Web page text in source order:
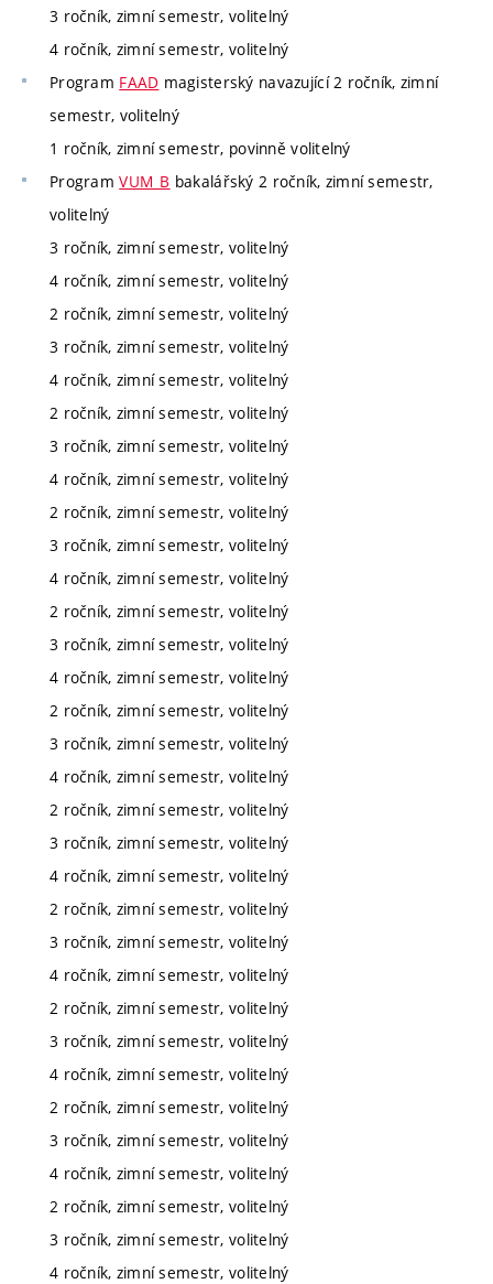
3 ročník, zimní semestr, volitelný
4 ročník, zimní semestr, volitelný
Program FAAD magisterský navazující 2 ročník, zimní
semestr, volitelný
1 ročník, zimní semestr, povinně volitelný
ProgramVUM_B bakalářský 2 ročník, zimní semestr,
volitelný
3 ročník, zimní semestr, volitelný
4 ročník, zimní semestr, volitelný
2 ročník, zimní semestr, volitelný
3 ročník, zimní semestr, volitelný
4 ročník, zimní semestr, volitelný
2 ročník, zimní semestr, volitelný
3 ročník, zimní semestr, volitelný
4 ročník, zimní semestr, volitelný
2 ročník, zimní semestr, volitelný
3 ročník, zimní semestr, volitelný
4 ročník, zimní semestr, volitelný
2 ročník, zimní semestr, volitelný
3 ročník, zimní semestr, volitelný
4 ročník, zimní semestr, volitelný
2 ročník, zimní semestr, volitelný
3 ročník, zimní semestr, volitelný
4 ročník, zimní semestr, volitelný
2 ročník, zimní semestr, volitelný
3 ročník, zimní semestr, volitelný
4 ročník, zimní semestr, volitelný
2 ročník, zimní semestr, volitelný
3 ročník, zimní semestr, volitelný
4 ročník, zimní semestr, volitelný
2 ročník, zimní semestr, volitelný
3 ročník, zimní semestr, volitelný
4 ročník, zimní semestr, volitelný
2 ročník, zimní semestr, volitelný
3 ročník, zimní semestr, volitelný
4 ročník, zimní semestr, volitelný
2 ročník, zimní semestr, volitelný
3 ročník, zimní semestr, volitelný
4 ročník, zimní semestr, volitelný